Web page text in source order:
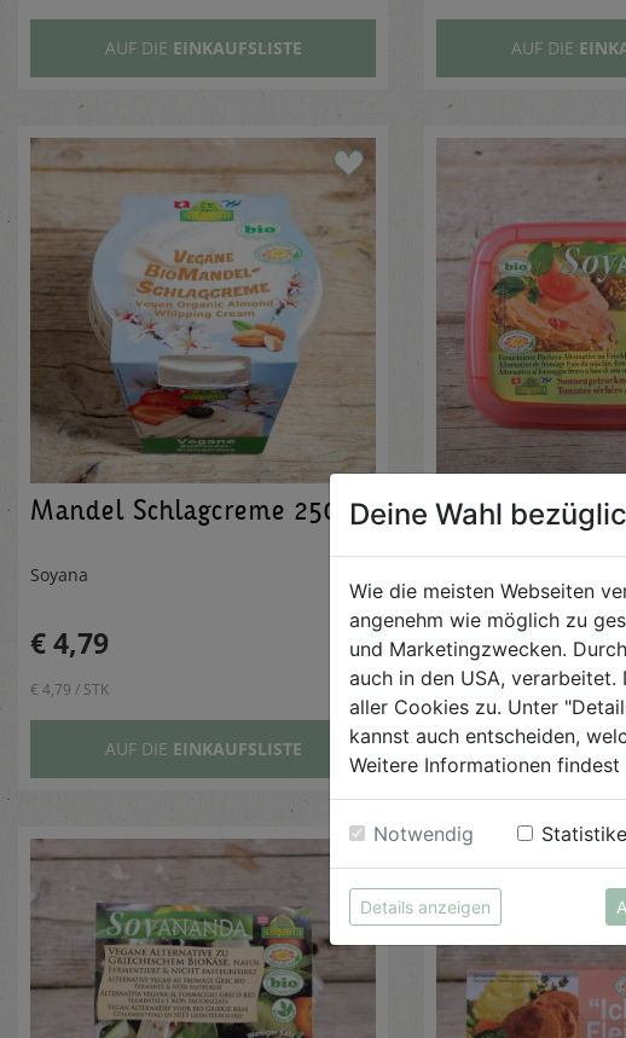
AUF DIE EINKAUFSLISTE AUF DIE
Mandel Schlagcreme 250g
Soyana
€ 4,79
€ 4,79 / STK
AUF DIE EINKAUFSLISTE
Soja
€ 3,99
€ 3,99 / STK
AUF DIE
Deine Wahl
Wie die meisten Webseiten
angenehm wie möglich zu
und Marketingzwecken.
auch in den USA,
aller Cookies zu. Unter
kannst auch entscheiden,
Weitere Informationen findest
Notwendig
Details anzeigen